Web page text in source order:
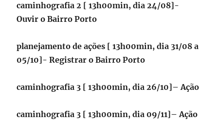
caminhografia 2 [13h00min, dia 24/08]-
Ouvir o Bairro Porto
planejamento de ações [13h00min, dia 31/08 a
05/10]- Registrar o Bairro Porto
caminhografia 3 [13h00min, dia 26/10]– Ação
caminhografia 3 [13h00min, dia 09/11]– Ação